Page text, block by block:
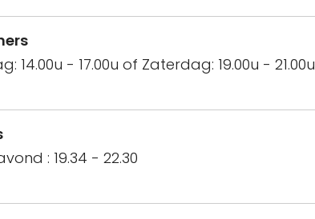
14.00u - 17.00u of Zaterdag: 19.00u - 21.00u
: 19.34 - 22.30